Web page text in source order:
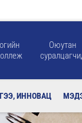
Оюутан
ИННОВАЦ